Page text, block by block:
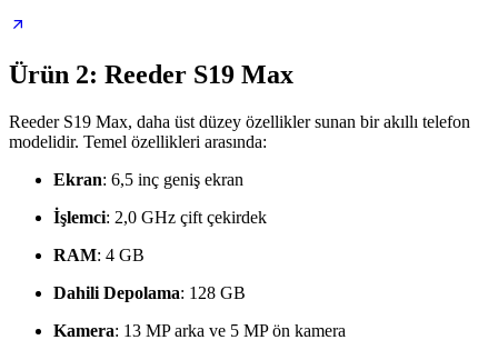
Ürün 2: Reeder S19 Max
Reeder S19 Max, daha üst düzey özellikler sunan bir akıllı telefon
modelidir. Temel özellikleri arasında:
Ekran: 6,5 inç geniş ekran
İşlemci: 2,0 GHz çift çekirdek
RAM: 4 GB
Dahili Depolama: 128 GB
Kamera: 13 MP arka ve 5 MP ön kamera